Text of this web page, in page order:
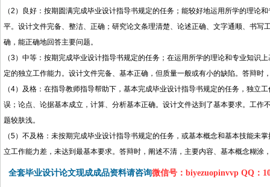
（2 ）良好：按期圆满完成毕业设计指导书规定的任务；能较好地运用所学的理论
平。设计文件完备、整洁、正确；研究论文条理清楚、论述正确、文字通顺、书
确，能正确地回答主要问题。
（3）中等：按期完成毕业设计指导书规定的任务；在运用所学的理论和专业知识
定的独立工作能力。设计文件完备、基本正确，但质量一般或有小的缺陷。答辩时
（4）及格：在指导教师指导帮助下，基本完成毕业设计指导书规定的任务，独立
误；论点、论据基本成立，计算、分析基本正确。设计文件达到了基本要求。工
题较肤浅。
（5）不及格：未按期完成毕业设计指导书规定的任务，或基本概念和基本技能未
立工作能力差，未达到最基本要求。答辩时，阐述不清，主要内容、基本概念糊涂
全套毕业设计论文现成成品资料请咨询微信号：biyezuopinvvp QQ